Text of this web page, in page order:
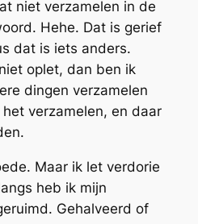
niet verzamelen in de
Hehe. Dat is gerief
dat is iets anders.
oplet, dan ben ik
dingen verzamelen
verzamelen, en daar
Maar ik let verdorie
heb ik mijn
Gehalveerd of